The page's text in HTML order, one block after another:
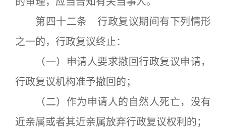
第四十二条 行政复议期间有下列情形
之一的，行政复议终止：
（一）申请人要求撤回行政复议申请，
行政复议机构准予撤回的；
（二）作为申请人的自然人死亡，没有
近亲属或者其近亲属放弃行政复议权利的；